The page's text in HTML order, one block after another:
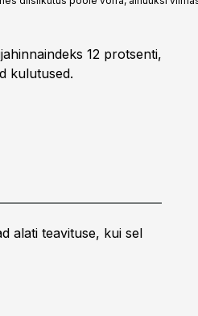
12 protsenti,
kulutused.
alati teavituse, kui sel